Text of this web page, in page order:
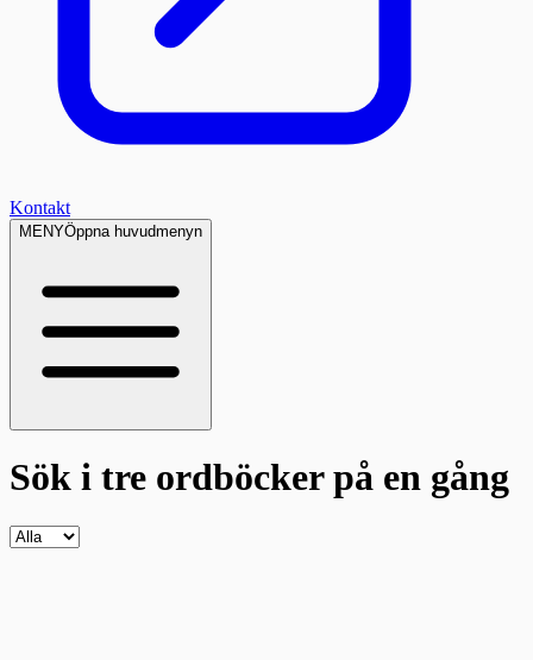
Kontakt
MENYÖppna huvudmenyn
Sök i tre ordböckerpå en gång